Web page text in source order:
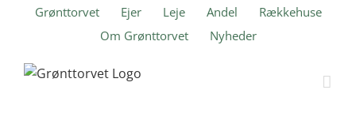
Grønttorvet Ejer Leje Andel
Rækkehuse
Om Grønttorvet
Nyheder